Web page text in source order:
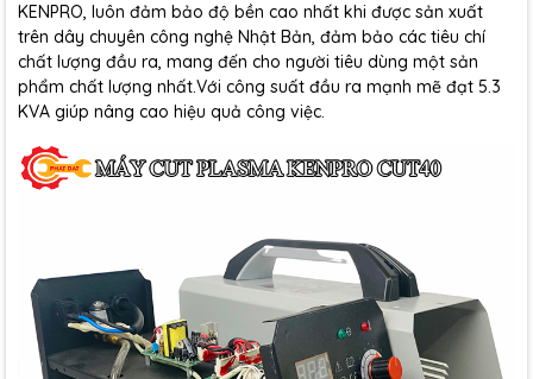
KENPRO, luôn đảm bảo độ bền cao nhất khi được sản xuất
trên dây chuyên công nghệ Nhật Bản, đảm bảo các tiêu chí
chất lượng đầu ra, mang đến cho người tiêu dùng một sản
phẩm chất lượng nhất.Với công suất đầu ra mạnh mẽ đạt 5.3
KVA giúp nâng cao hiệu quả công việc.